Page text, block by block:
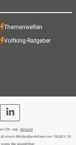
Themenwelten
Voltking-Ratgeber
USt., zzgl. Versand
einem Mindestbestellwert von 100,00 € 30
Bar auszahlbar.